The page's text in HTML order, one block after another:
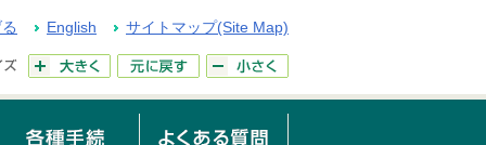
English サイトマップ(Site Map)